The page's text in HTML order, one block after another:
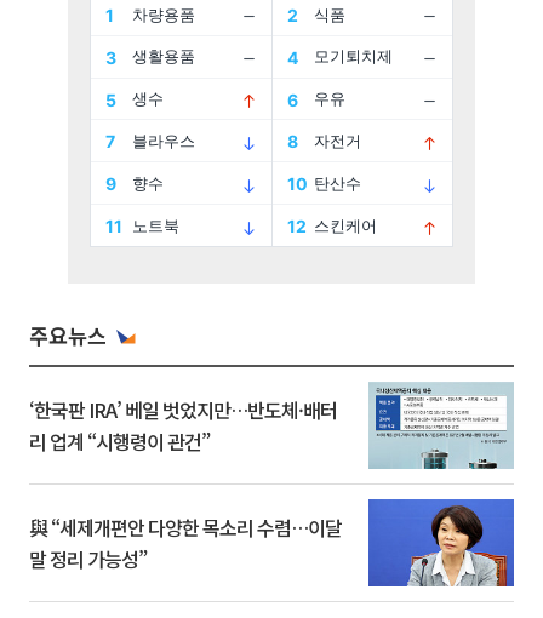
주요뉴스
‘한국판 IRA’ 베일 벗었지만…반도체·배터
리 업계 “시행령이 관건”
與 “세제개편안 다양한 목소리 수렴…이달
말 정리 가능성”